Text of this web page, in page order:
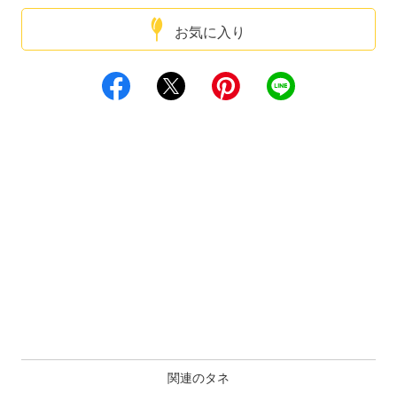
お気に入り
関連のタネ